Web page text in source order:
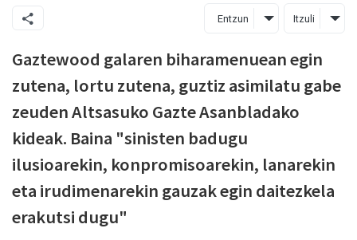
Entzun Itzuli
Gaztewood galaren biharamenuean egin
zutena, lortu zutena, guztiz asimilatu gabe
zeuden Altsasuko Gazte Asanbladako
kideak. Baina "sinisten badugu
ilusioarekin, konpromisoarekin, lanarekin
eta irudimenarekin gauzak egin daitezkela
erakutsi dugu"